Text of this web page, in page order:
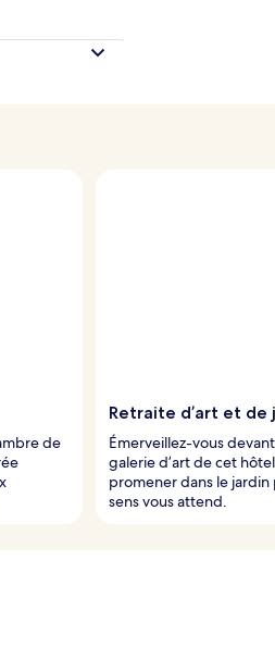
de
Retraite d’art et de
Émerveillez-vous
galerie d’art de cet
promener dans le
sens vous attend.